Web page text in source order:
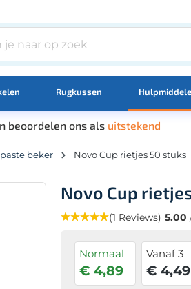
Rugkussen
beoordelen ons als uitstekend
beker Novo Cup rietjes 50 stuks
Novo Cup
(1 Reviews) 5.00
Normaal
€ 4,89
Vanaf 3
€ 4,49